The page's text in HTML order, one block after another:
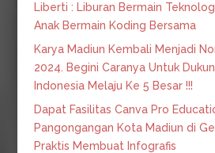
Liberti : Liburan Bermain
Anak Bermain Koding Bersama
Karya Madiun Kembali Menjadi
2024. Begini Caranya Untuk
Indonesia Melaju Ke 5 Besar !!!
Dapat Fasilitas Canva Pro
Pangongangan Kota Madiun di
Praktis Membuat Infografis